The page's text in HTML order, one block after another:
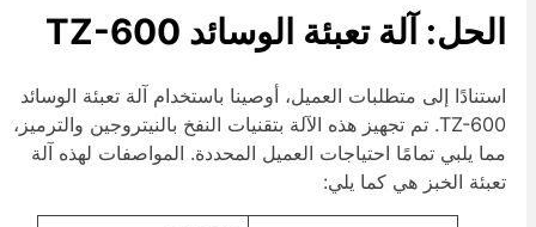
الحل: آلة تعبئة الوسائد TZ-600
استنادًا إلى متطلبات العميل، أوصينا باستخدام آلة تعبئة الوسائد
TZ-600. تم تجهيز هذه الآلة بتقنيات النفخ بالنيتروجين والترميز،
مما يلبي تمامًا احتياجات العميل المحددة. المواصفات لهذه آلة
تعبئة الخبز هي كما يلي: